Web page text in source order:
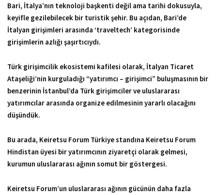
Bari, İtalya’nın teknoloji başkenti değil ama tarihi dokusuyla,
keyifle gezilebilecek bir turistik şehir. Bu açıdan, Bari’de
İtalyan girişimleri arasında ‘traveltech’ kategorisinde
girişimlerin azlığı şaşırtıcıydı.
Türk girişimcilik ekosistemi kafilesi olarak, İtalyan Ticaret
Ataşeliği’nin kurguladığı “yatırımcı – girişimci” buluşmasının bir
benzerinin İstanbul’da Türk girişimciler ve uluslararası
yatırımcılar arasında organize edilmesinin yararlı olacağını
düşündük.
Bu arada, Keiretsu Forum Türkiye standına Keiretsu Forum
Hindistan üyesi bir yatırımcının ziyaretçi olarak gelmesi,
kurumun uluslararası ağının somut bir göstergesi.
Keiretsu Forum’un uluslararası ağının gücünün daha fazla